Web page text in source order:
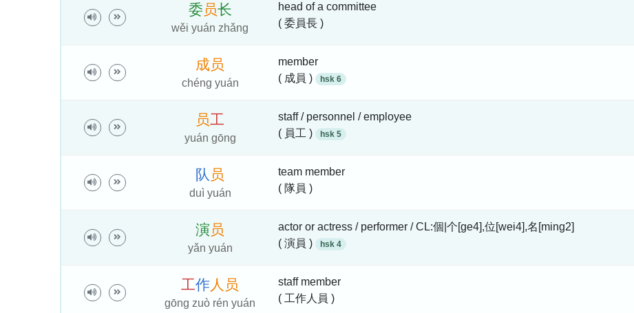
委员长
wěi yuán zhǎng
head of a committee
( 委員長 )
成 员
chéng yuán
member
( 成員 )
hsk 6
员工
yuán gōng
staff / personnel / employee
( 員工 )
hsk 5
队 员
duì yuán
team member
( 隊員 )
演 员
yǎn yuán
actor or actress / performer / CL:個|个[ge4],位[wei4],名[ming2]
( 演員 )
hsk 4
工作人 员
gōng zuò rén yuán
staff member
( 工作人員 )